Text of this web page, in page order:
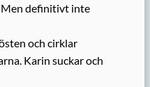
Men definitivt inte
och cirklar
Karin suckar och